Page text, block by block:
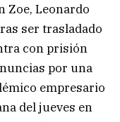
Zoe, Leonardo
ser trasladado
con prisión
por una
empresario
del jueves en